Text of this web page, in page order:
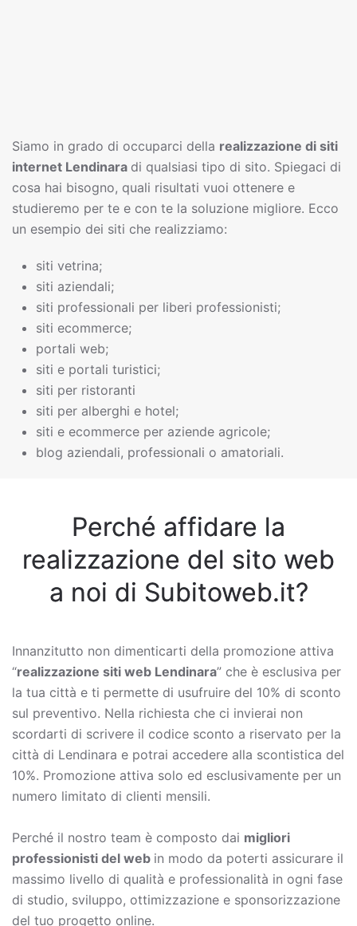
Siamo in grado di occuparci della realizzazione di siti
internet Lendinara di qualsiasi tipo di sito. Spiegaci di
cosa hai bisogno, quali risultati vuoi ottenere e
studieremo per te e con te la soluzione migliore. Ecco
un esempio dei siti che realizziamo:
siti vetrina;
siti aziendali;
siti professionali per liberi professionisti;
siti ecommerce;
portali web;
siti e portali turistici;
siti per ristoranti
siti per alberghi e hotel;
siti e ecommerce per aziende agricole;
blog aziendali, professionali o amatoriali.
Perché affidare la
realizzazione del sito web
a noi di Subitoweb.it?
Innanzitutto non dimenticarti della promozione attiva
“realizzazione siti web Lendinara” che è esclusiva per
la tua città e ti permette di usufruire del 10% di sconto
sul preventivo. Nella richiesta che ci invierai non
scordarti di scrivere il codice sconto a riservato per la
città di Lendinara e potrai accedere alla scontistica del
10%. Promozione attiva solo ed esclusivamente per un
numero limitato di clienti mensili.
Perché il nostro team è composto dai migliori
professionisti del web in modo da poterti assicurare il
massimo livello di qualità e professionalità in ogni fase
di studio, sviluppo, ottimizzazione e sponsorizzazione
del tuo progetto online.